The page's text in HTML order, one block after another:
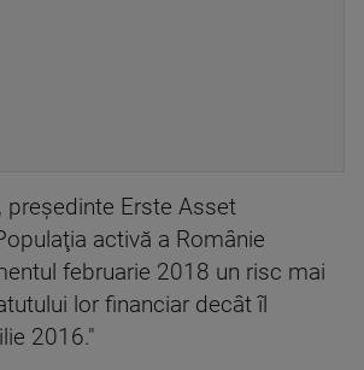
preşedinte Erste Asset
activă a Românie
februarie 2018 un risc mai
lor financiar decât îl
2016."